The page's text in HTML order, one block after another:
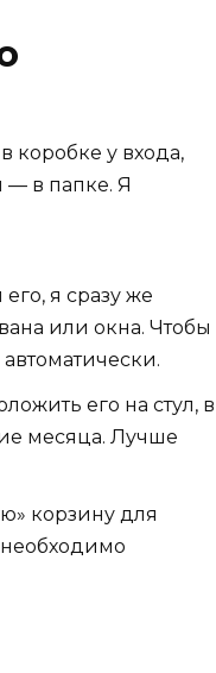
у входа,
в папке. Я
я сразу же
или окна. Чтобы
его на стул, в
месяца. Лучше
корзину для